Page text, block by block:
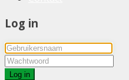
Log in
Log in